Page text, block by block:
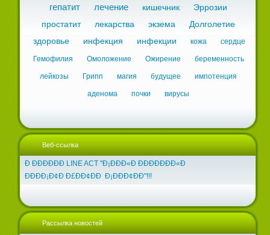
гепатит
лечение кишечник
Эррозии
простатит
лекарства экзема
Долголетие
здоровье
инфекция инфекции кожа сердце
Гемофилия Омоложение Ожирение беременность
лейкозы Грипп магия будущее импотенция
аденома почки вирусы
Веб-ссылка
Ð ÐÐÐÐÐÐ LINE ACT "Ð¡ÐÐÐ«Ð ÐÐÐÐÐÐÐ«Ð
ÐÐÐÐ¡Ð¢Ð Ð£ÐÐ¢ÐÐ Ð¡ÐÐÐ¢ÐÐ"!!!
Рассылка новостей